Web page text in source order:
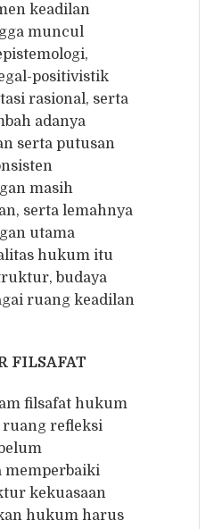
keadilan
muncul
positivistik
rasional, serta
adanya
serta putusan
masih
serta lemahnya
utama
hukum itu
budaya
ruang keadilan
FILSAFAT
filsafat hukum
refleksi
memperbaiki
kekuasaan
hukum harus